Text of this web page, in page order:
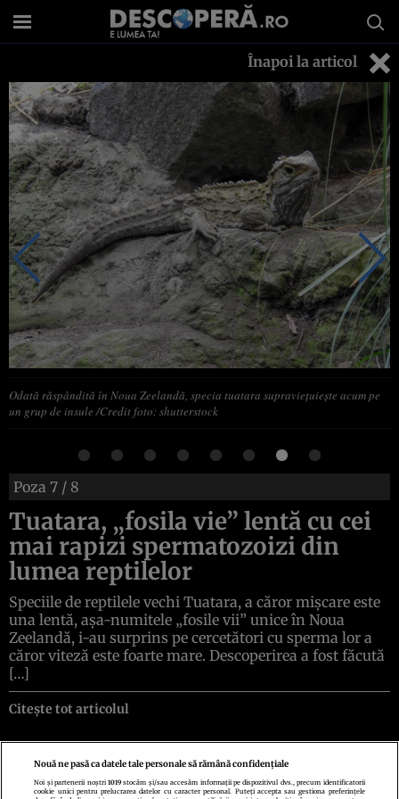
Înapoi la articol
Odată răspândită în Noua Zeelandă, specia tuatara supraviețuiește acum pe
un grup de insule /Credit foto: shutterstock
Poza 7 / 8
Tuatara, „fosila vie” lentă cu cei
mai rapizi spermatozoizi din
lumea reptilelor
Speciile de reptilele vechi Tuatara, a căror mișcare este
una lentă, așa-numitele „fosile vii” unice în Noua
Zeelandă, i-au surprins pe cercetători cu sperma lor a
căror viteză este foarte mare. Descoperirea a fost făcută
[…]
Citește tot articolul
Politica de confidenţialitatePolitica de cookiesTermeni şi condiţii
Nouă ne pasă ca datele tale personale să rămână confidențiale
Noi și partenerii noștri1019 stocăm și/sau accesăm informații pe dispozitivul dvs., precum identificatorii
cookie unici pentru prelucrarea datelor cu caracter personal. Puteți accepta sau gestiona preferințele